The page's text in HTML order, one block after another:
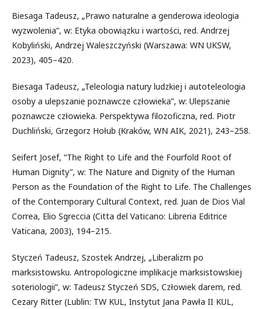
Biesaga Tadeusz, „Prawo naturalne a genderowa ideologia
wyzwolenia”, w: Etyka obowiązku i wartości, red. Andrzej
Kobyliński, Andrzej Waleszczyński (Warszawa: WN UKSW,
2023), 405–420.
Biesaga Tadeusz, „Teleologia natury ludzkiej i autoteleologia
osoby a ulepszanie poznawcze człowieka”, w: Ulepszanie
poznawcze człowieka. Perspektywa filozoficzna, red. Piotr
Duchliński, Grzegorz Hołub (Kraków, WN AIK, 2021), 243–258.
Seifert Josef, “The Right to Life and the Fourfold Root of
Human Dignity”, w: The Nature and Dignity of the Human
Person as the Foundation of the Right to Life. The Challenges
of the Contemporary Cultural Context, red. Juan de Dios Vial
Correa, Elio Sgreccia (Citta del Vaticano: Libreria Editrice
Vaticana, 2003), 194–215.
Styczeń Tadeusz, Szostek Andrzej, „Liberalizm po
marksistowsku. Antropologiczne implikacje marksistowskiej
soteriologii”, w: Tadeusz Styczeń SDS, Człowiek darem, red.
Cezary Ritter (Lublin: TW KUL, Instytut Jana Pawła II KUL,